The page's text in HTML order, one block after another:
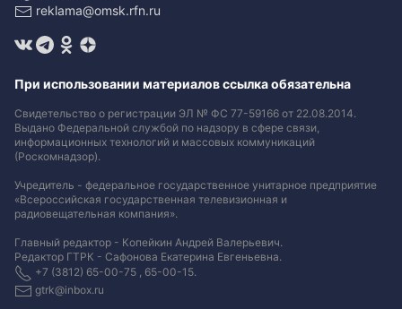
reklama@omsk.rfn.ru
При использовании материалов ссылка обязательна
Свидетельство о регистрации ЭЛ № ФС 77-59166 от 22.08.2014.
Выдано Федеральной службой по надзору в сфере связи,
информационных технологий и массовых коммуникаций
(Роскомнадзор).
Учредитель - федеральное государственное унитарное предприятие
«Всероссийская государственная телевизионная и
радиовещательная компания».
Главный редактор - Копейкин Андрей Валерьевич.
Редактор ГТРК - Сафонова Екатерина Евгеньевна.
+7 (3812) 65-00-75 , 65-00-15.
gtrk@inbox.ru